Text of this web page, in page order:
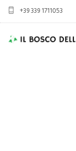
+39 339 1711053